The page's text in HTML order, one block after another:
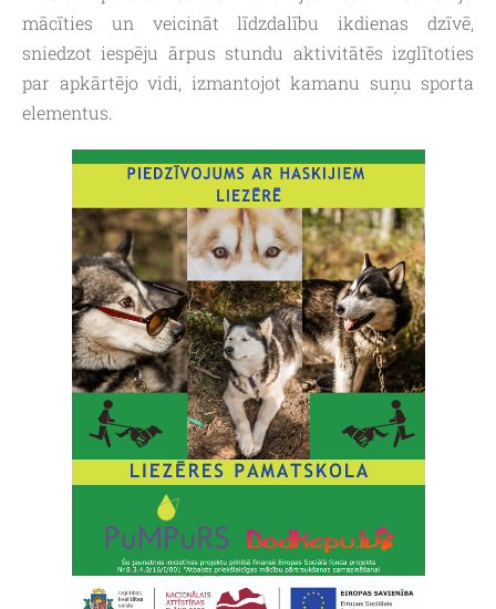
mācīties un veicināt līdzdalību ikdienas dzīvē,
sniedzot iespēju ārpus stundu aktivitātēs izglītoties
par apkārtējo vidi, izmantojot kamanu suņu sporta
elementus.